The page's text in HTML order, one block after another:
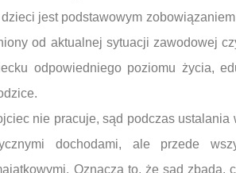
jest podstawowym
od aktualnej sytuacji zawodowej
odpowiedniego poziomu życia,
nie pracuje, sąd podczas
dochodami, ale przede
Oznacza to, że sąd zbada,